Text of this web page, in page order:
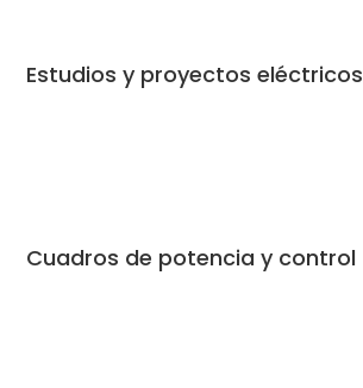
Estudios y proyectos eléctricos
Cuadros de potencia y control